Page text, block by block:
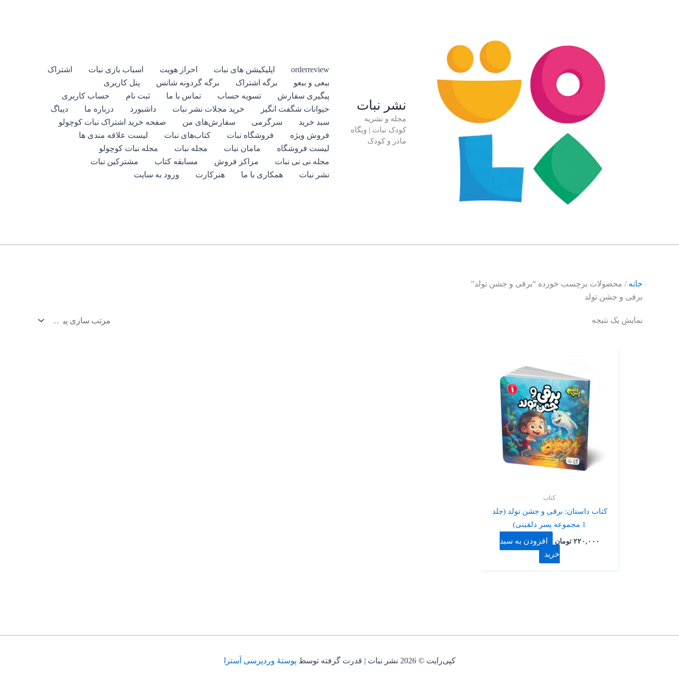
نشر نبات
مجله و نشریه
کودک نبات | وبگاه
مادر و کودک
orderreview اپلیکیشن های نبات احراز هویت اسباب بازی نبات
اشتراک
ببعی و ببعو
برگه اشتراک برگه گردونه شانس
پنل کاربری
پیگیری سفارش
تسویه حساب تماس با ما ثبت نام
حساب کاربری
حیوانات شگفت انگیز
خرید مجلات نشر نبات داشبورد درباره ما
دیباگ
سبد خرید
سرگرمی سفارش‌های من
صفحه خرید اشتراک نبات کوچولو
فروش ویژه
فروشگاه نبات کتاب‌های نبات
لیست علاقه مندی ها
لیست فروشگاه
مامان نبات مجله نبات
مجله نبات کوچولو
مجله نی نی نبات
مراکز فروش مسابقه کتاب
مشترکین نبات
نشر نبات
همکاری با ما هنرکارت ورود به سایت
خانه / محصولات برچسب خورده “برقی و جشن تولد”
برقی و جشن تولد
نمایش یک نتیجه
کتاب
کتاب داستان: برقی و جشن تولد (جلد
1 مجموعه پسر دلفینی)
۲۲۰,۰۰۰ تومان
افزودن به سبد
خرید
کپی‌رایت © 2026 نشر نبات | قدرت گرفته توسط پوستهٔ وردپرسی آسترا